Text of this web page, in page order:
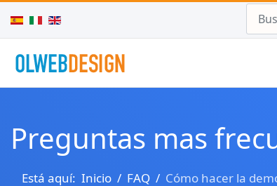
Seleccione su idioma
Preguntas mas
Está aquí: Inicio FAQ Cómo hacer la